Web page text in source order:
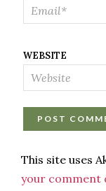
WEBSITE
This site uses
your comment